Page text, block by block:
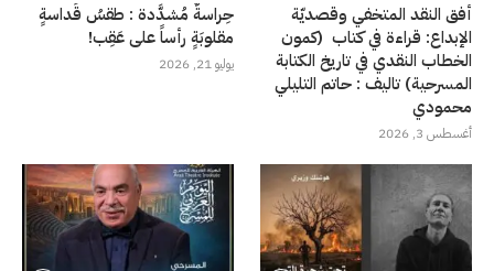
أفق النقد المتخفي وقصديّة
الإبداع: قراءة في كتاب (كمون
الخطاب النقدي في تاريخ الكتابة
المسرحية) تاليف : حاتم التليلي
محمودي
أغسطس 3, 2026
حِراسةٌ مُشدَّدة : طقسُ قَداسةٍ
مقلوبَةٍ رأساً على عَقِب!
يوليو 21, 2026